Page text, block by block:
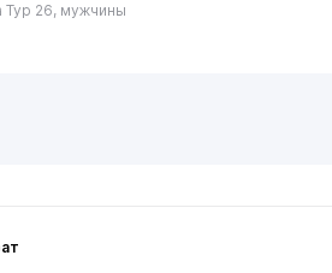
Тур 26, мужчины